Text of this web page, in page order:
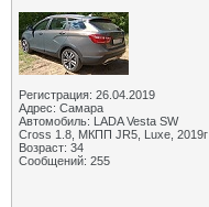
Регистрация: 26.04.2019
Адрес: Самара
Автомобиль: LADA Vesta SW
Cross 1.8, МКПП JR5, Luxe, 2019г
Возраст: 34
Сообщений: 255